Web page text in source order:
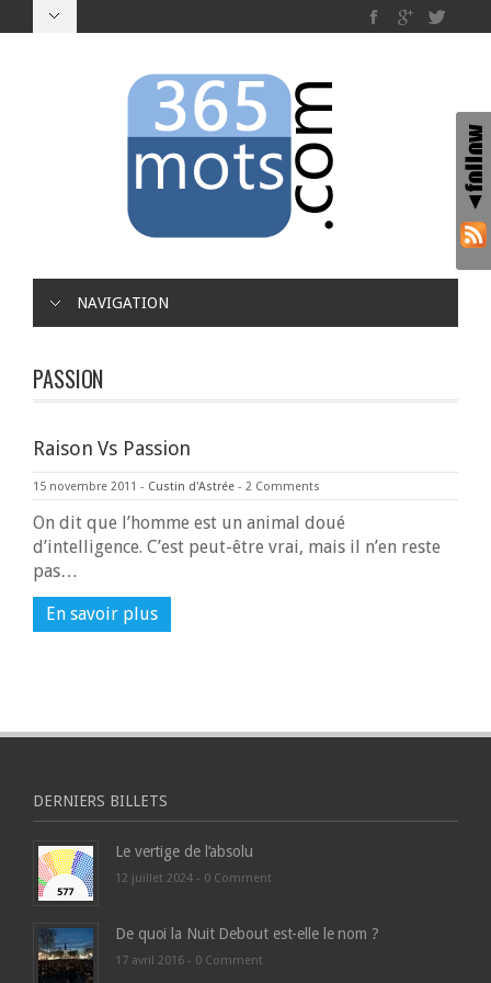
NAVIGATION
PASSION
Raison Vs Passion
15 novembre 2011 - Custin d'Astrée - 2 Comments
On dit que l’homme est un animal doué
d’intelligence. C’est peut-être vrai, mais il n’en reste
pas…
En savoir plus
DERNIERS BILLETS
Le vertige de l’absolu
12 juillet 2024 - 0 Comment
De quoi la Nuit Debout est-elle le nom ?
17 avril 2016 - 0 Comment